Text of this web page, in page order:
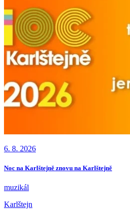
6. 8. 2026
Noc na Karlštejně znovu na Karlštejně
muzikál
Karlštejn